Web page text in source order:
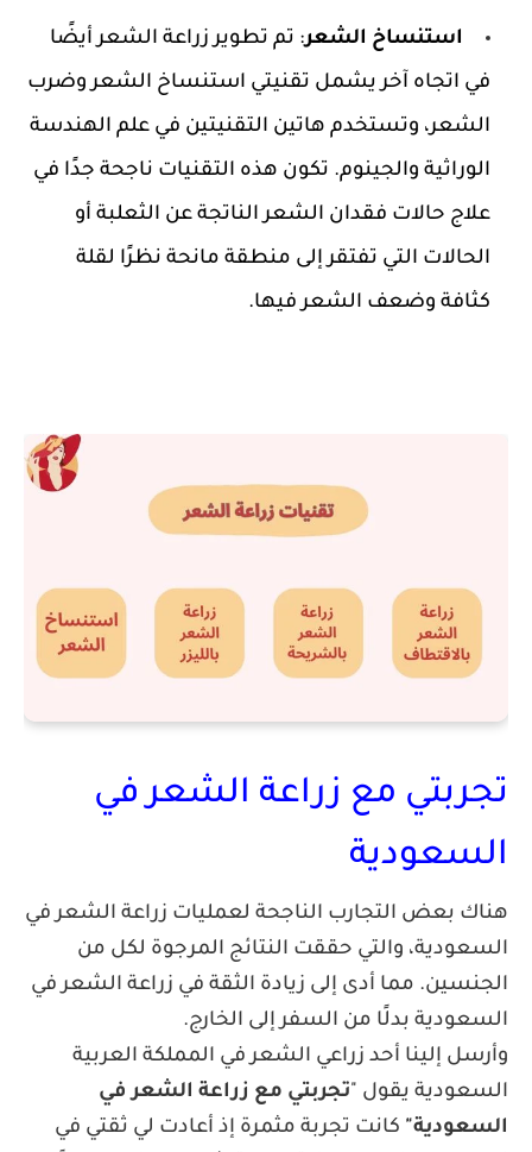
استنساخ الشعر
: تم تطوير زراعة الشعر أيضًا
في اتجاه آخر يشمل تقنيتي استنساخ الشعر وضرب
الشعر، وتستخدم هاتين التقنيتين في علم الهندسة
الوراثية والجينوم. تكون هذه التقنيات ناجحة جدًا في
علاج حالات فقدان الشعر الناتجة عن الثعلبة أو
الحالات التي تفتقر إلى منطقة مانحة نظرًا لقلة
وضعف الشعر فيها.
مع زراعة الشعر في
بعض التجارب الناجحة لعمليات زراعة الشعر في
والتي حققت النتائج المرجوة لكل من
مما أدى إلى زيادة الثقة في زراعة الشعر في
بدلًا من السفر إلى الخارج.
إلينا أحد زراعي الشعر في المملكة العربية
يقول "تجربتي مع زراعة الشعر في
كانت تجربة مثمرة إذ أعادت لي ثقتي في